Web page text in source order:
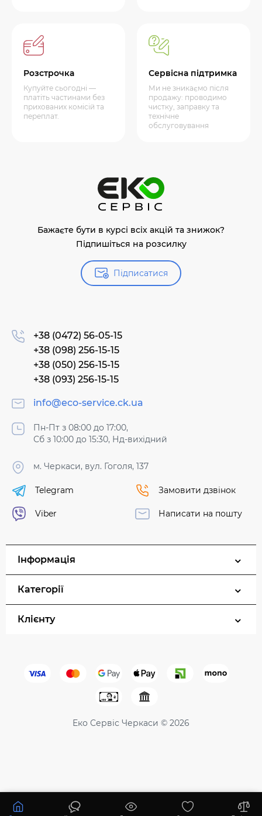
31386 ₴ 26678 ₴ Купити
Розстрочка
Купуйте сьогодні —
платіть частинами без
прихованих комісій та
переплат.
Сервісна підтримка
Ми не зникаємо після
продажу: проводимо
чистку, заправку та
технічне
обслуговування
Бажаєте бути в курсі всіх акцій та знижок?
Підпишіться на розсилку
Підписатися
+38 (0472) 56-05-15
+38 (098) 256-15-15
+38 (050) 256-15-15
+38 (093) 256-15-15
info@eco-service.ck.ua
Пн-Пт з 08:00 до 17:00,
Сб з 10:00 до 15:30, Нд-вихідний
м. Черкаси, вул. Гоголя, 137
Telegram
Viber
Замовити дзвінок
Написати на пошту
Інформація
Категорії
Клієнту
Еко Сервіс Черкаси © 2026